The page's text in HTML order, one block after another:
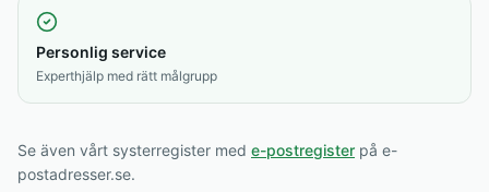
Personlig service
Experthjälp med rätt målgrupp
Se även vårt systerregister med e-postregister på e-
postadresser.se.